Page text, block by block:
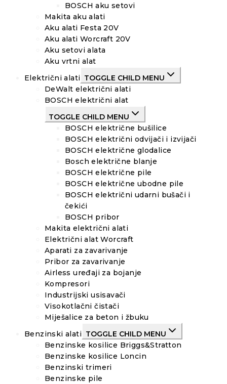
BOSCH aku setovi
Makita aku alati
Aku alati Festa 20V
Aku alati Worcraft 20V
Aku setovi alata
Aku vrtni alat
Električni alati TOGGLE CHILD MENU
DeWalt električni alati
BOSCH električni alat
TOGGLE CHILD MENU
BOSCH električne bušilice
BOSCH električni odvijači i izvijači
BOSCH električne glodalice
Bosch električne blanje
BOSCH električne pile
BOSCH električne ubodne pile
BOSCH električni udarni bušači i
čekići
BOSCH pribor
Makita električni alati
Električni alat Worcraft
Aparati za zavarivanje
Pribor za zavarivanje
Airless uređaji za bojanje
Kompresori
Industrijski usisavači
Visokotlačni čistači
Miješalice za beton i žbuku
Benzinski alati TOGGLE CHILD MENU
Benzinske kosilice Briggs&Stratton
Benzinske kosilice Loncin
Benzinski trimeri
Benzinske pile